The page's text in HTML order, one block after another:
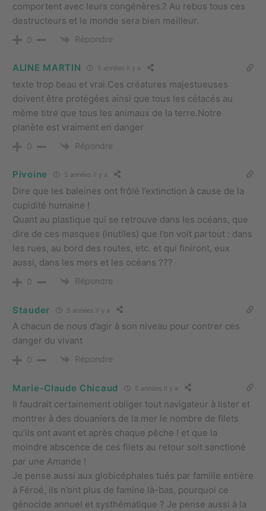
comportent avec leurs congénères.? Au rebus tous ces
destructeurs et le monde sera bien meilleur.
0 Répondre
ALINE MARTIN 5 années il y a
texte trop beau et vrai.Ces créatures majestueuses
doivent être protégées ainsi que tous les cétacés au
même titre que tous les animaux de la terre.Notre
planète est vraiment en danger
0 Répondre
Pivoine 5 années il y a
Dire que les baleines ont frôlé l’extinction à cause de la
cupidité humaine !
Quant au plastique qui se retrouve dans les océans, que
dire de ces masques (inutiles) que l’on voit partout : dans
les rues, au bord des routes, etc. et qui finiront, eux
aussi, dans les mers et les océans ???
0 Répondre
Stauder 5 années il y a
A chacun de nous d’agir à son niveau pour contrer ces
danger du vivant
0 Répondre
Marie-Claude Chicaud 5 années il y a
Il faudrait certainement obliger tout navigateur à lister et
montrer à des douaniers de la mer le nombre de filets
qu’ils ont avant et après chaque pêche ! et que la
moindre abscence de ces filets au retour soit sanctioné
par une Amande !
Je pense aussi aux globicéphales tués par famille entière
à Féroé, ils n’ont plus de famine là-bas, pourquoi ce
génocide annuel et systhématique ? Je pense aussi à la